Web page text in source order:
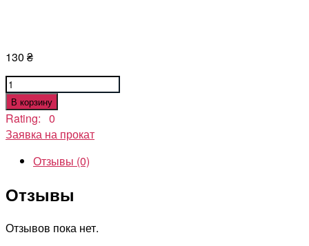
130 ₴
Количество
товара
Парик
Эми
В корзину
Rating: 0
Заявка на прокат
Отзывы (0)
Отзывы
Отзывов пока нет.